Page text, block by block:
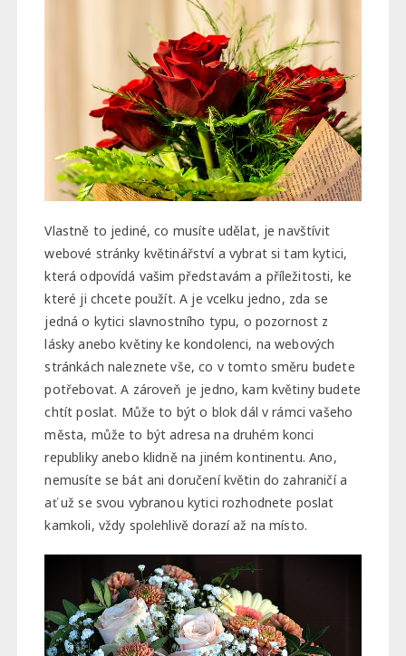
Vlastně to jediné, co musíte udělat, je navštívit
webové stránky květinářství a vybrat si tam kytici,
která odpovídá vašim představám a příležitosti, ke
které ji chcete použít. A je vcelku jedno, zda se
jedná o kytici slavnostního typu, o pozornost z
lásky anebo květiny ke kondolenci, na webových
stránkách naleznete vše, co v tomto směru budete
potřebovat. A zároveň je jedno, kam květiny budete
chtít poslat. Může to být o blok dál v rámci vašeho
města, může to být adresa na druhém konci
republiky anebo klidně na jiném kontinentu. Ano,
nemusíte se bát ani doručení květin do zahraničí a
ať už se svou vybranou kytici rozhodnete poslat
kamkoli, vždy spolehlivě dorazí až na místo.